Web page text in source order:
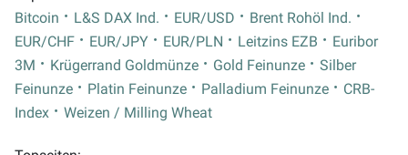
Bitcoin
L&S DAX Ind. EUR/USD
Brent Rohöl Ind.
EUR/CHF
EUR/JPY EUR/PLN Leitzins EZB
Euribor
3M
Krügerrand Goldmünze Gold Feinunze
Silber
Feinunze
Platin Feinunze Palladium Feinunze
CRB-
Index
Weizen / Milling Wheat